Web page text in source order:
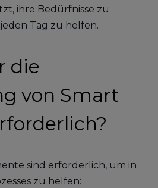
ihre Bedürfnisse zu
Tag zu helfen.
die
von Smart
sind erforderlich, um in
zu helfen: